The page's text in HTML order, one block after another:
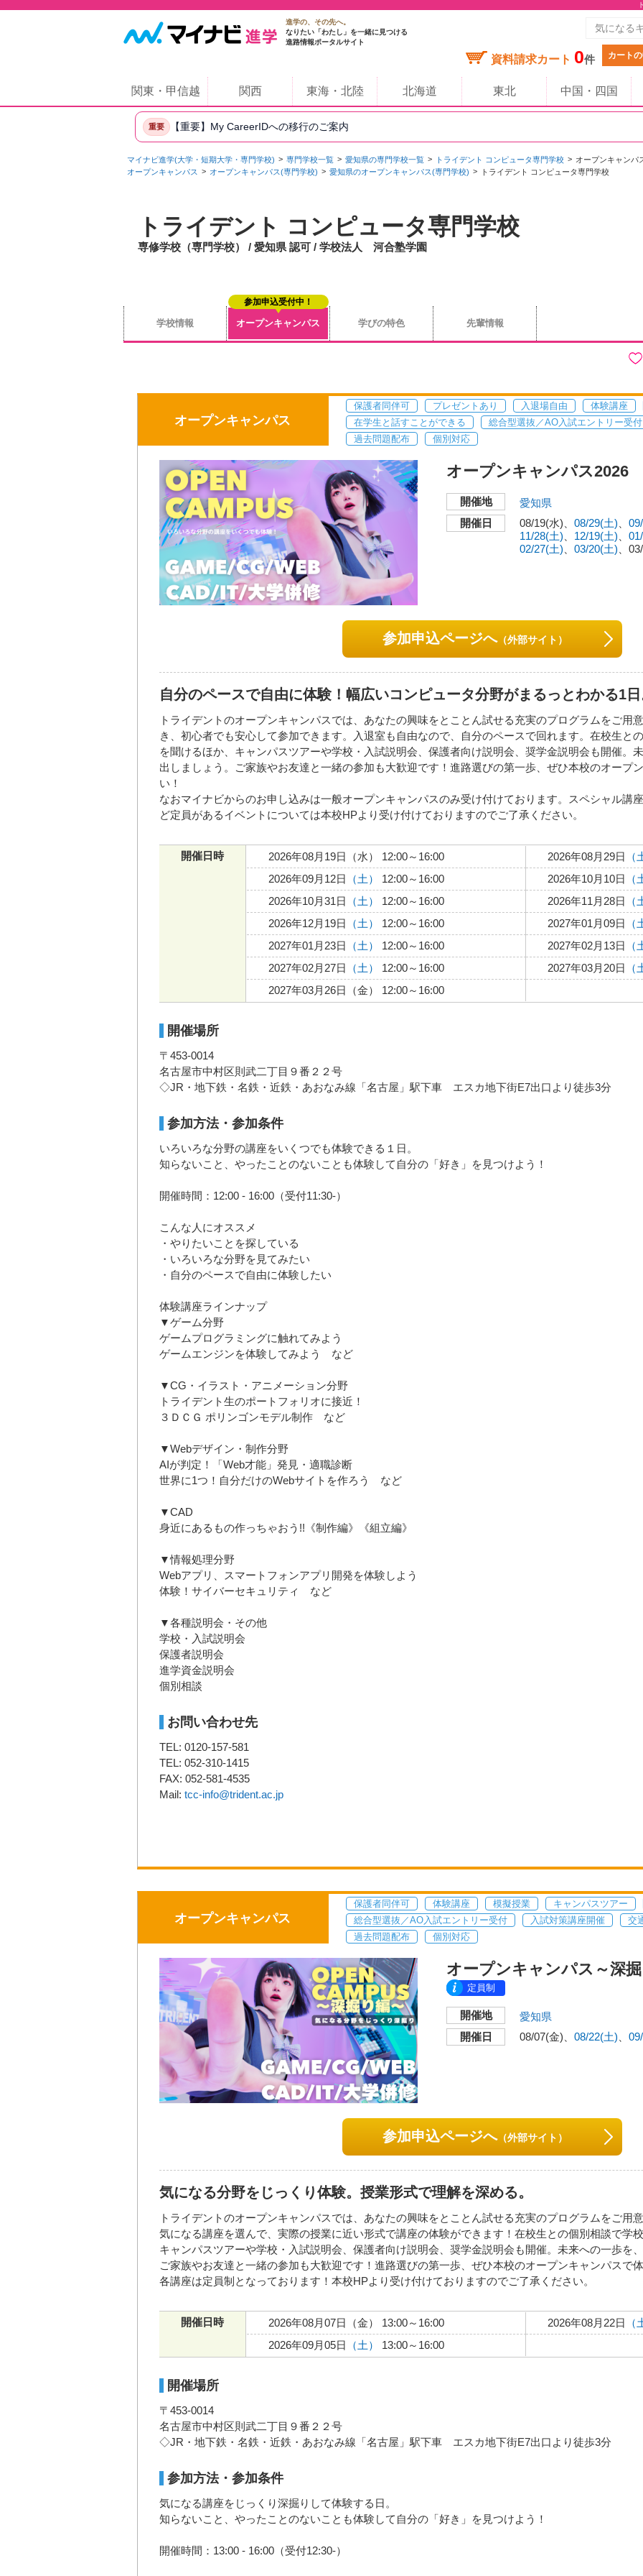
進学の、その先へ。
なりたい「わたし」を一緒に見つける
進路情報ポータルサイト
資料請求カート 0件 カート
関東・甲信越 関西 東海・北陸 北海道 東北 中国・四国
重要 【重要】My CareerIDへの移行のご案内
マイナビ進学(大学・短期大学・専門学校) 専門学校一覧 愛知県の専門学校一覧 トライデント コンピュータ専門学校
オープンキャンパ
オープンキャンパス
オープンキャンパス(専門学校) 愛知県のオープンキャンパス(専門学校) トライデント コンピュータ専門学校
トライデント コンピュータ専門学校
専修学校（専門学校） / 愛知県 認可 / 学校法人 河合塾学園
学校情報 オープンキャンパス
参加申込受付中！
学びの特色 先輩情報
オープンキャンパス
保護者同伴可 プレゼントあり 入退場自由 体験講座
在学生と話すことができる
総合型選抜／AO入試エントリー受付
過去問題配布
個別対応
オープンキャンパス2026
開催地
愛知県
開催日
08/19(水) 08/29(土)
11/28(土)
12/19(土)
02/27(土)
03/20(土)
参加申込ページへ（外部サイト）
自分のペースで自由に体験！幅広いコンピュータ分野がまるっとわかる1日
トライデントのオープンキャンパスでは、あなたの興味をとことん試せる充実のプログラムをご用
き、初心者でも安心して参加できます。入退室も自由なので、自分のペースで回れます。在校生と
を聞けるほか、キャンパスツアーや学校・入試説明会、保護者向け説明会、奨学金説明会も開催。
出しましょう。ご家族やお友達と一緒の参加も大歓迎です！進路選びの第一歩、ぜひ本校のオープ
い！
なおマイナビからのお申し込みは一般オープンキャンパスのみ受け付けております。スペシャル講
ど定員があるイベントについては本校HPより受け付けておりますのでご了承ください。
開催日時 2026年08月19日（水） 12:00～16:00 2026年08月29日 （
2026年09月12日
（土） 12:00～16:00 2026年10月10日 （
2026年10月31日
（土） 12:00～16:00 2026年11月28日 （
2026年12月19日
（土） 12:00～16:00 2027年01月09日 （
2027年01月23日
（土） 12:00～16:00 2027年02月13日 （
2027年02月27日
（土） 12:00～16:00 2027年03月20日 （
2027年03月26日（金） 12:00～16:00
開催場所
〒453-0014
名古屋市中村区則武二丁目９番２２号
◇JR・地下鉄・名鉄・近鉄・あおなみ線「名古屋」駅下車 エスカ地下街E7出口より徒歩3分
参加方法・参加条件
いろいろな分野の講座をいくつでも体験できる１日。
知らないこと、やったことのないことも体験して自分の「好き」を見つけよう！
開催時間：12:00 - 16:00（受付11:30-）
こんな人にオススメ
・やりたいことを探している
・いろいろな分野を見てみたい
・自分のペースで自由に体験したい
体験講座ラインナップ
▼ゲーム分野
ゲームプログラミングに触れてみよう
ゲームエンジンを体験してみよう など
▼CG・イラスト・アニメーション分野
トライデント生のポートフォリオに接近！
３ＤＣＧ ポリンゴンモデル制作 など
▼Webデザイン・制作分野
AIが判定！「Web才能」発見・適職診断
世界に1つ！自分だけのWebサイトを作ろう など
▼CAD
身近にあるもの作っちゃおう!!《制作編》《組立編》
▼情報処理分野
Webアプリ、スマートフォンアプリ開発を体験しよう
体験！サイバーセキュリティ など
▼各種説明会・その他
学校・入試説明会
保護者説明会
進学資金説明会
個別相談
お問い合わせ先
TEL: 0120-157-581
TEL: 052-310-1415
FAX: 052-581-4535
Mail: tcc-info@trident.ac.jp
オープンキャンパス
保護者同伴可 体験講座 模擬授業 キャンパスツアー
総合型選抜／AO入試エントリー受付
入試対策講座開催 交
過去問題配布
個別対応
オープンキャンパス～深
定員制
開催地
愛知県
開催日
08/07(金) 08/22(土)
参加申込ページへ（外部サイト）
気になる分野をじっくり体験。授業形式で理解を深める。
トライデントのオープンキャンパスでは、あなたの興味をとことん試せる充実のプログラムをご用意
気になる講座を選んで、実際の授業に近い形式で講座の体験ができます！在校生との個別相談で学
キャンパスツアーや学校・入試説明会、保護者向け説明会、奨学金説明会も開催。未来への一歩を
ご家族やお友達と一緒の参加も大歓迎です！進路選びの第一歩、ぜひ本校のオープンキャンパスで
各講座は定員制となっております！本校HPより受け付けておりますのでご了承ください。
開催日時 2026年08月07日（金） 13:00～16:00 2026年08月22日 （
2026年09月05日
（土） 13:00～16:00
開催場所
〒453-0014
名古屋市中村区則武二丁目９番２２号
◇JR・地下鉄・名鉄・近鉄・あおなみ線「名古屋」駅下車 エスカ地下街E7出口より徒歩3分
参加方法・参加条件
気になる講座をじっくり深掘りして体験する日。
知らないこと、やったことのないことも体験して自分の「好き」を見つけよう！
開催時間：13:00 - 16:00（受付12:30-）